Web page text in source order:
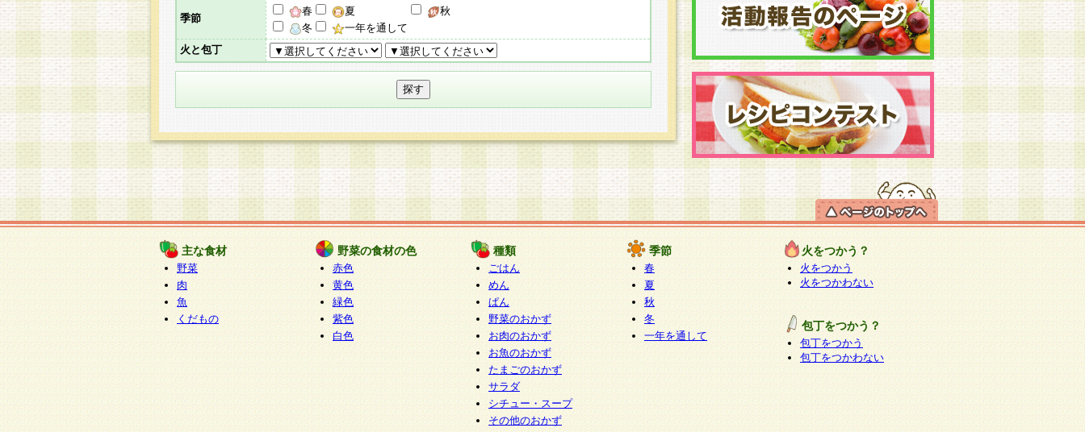
季節
春 夏
秋
冬
一年を通して
火と包丁
主な食材
野菜
肉
魚
くだもの
野菜の食材の色
赤色
黄色
緑色
紫色
白色
種類
ごはん
めん
ぱん
野菜のおかず
お肉のおかず
お魚のおかず
たまごのおかず
サラダ
シチュー・スープ
その他のおかず
季節
春
夏
秋
冬
一年を通して
火をつかう？
火をつかう
火をつかわない
包丁をつかう？
包丁をつかう
包丁をつかわない